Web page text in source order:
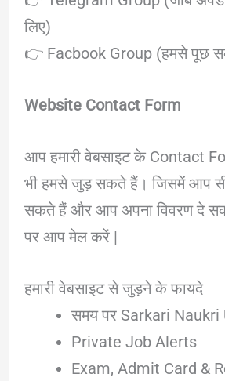
लिए)
👉 Facbook Group (हमसे पूछ
Website Contact Form
आप हमारी वेबसाइट के Contact
भी हमसे जुड़ सकते हैं। जिसमें आप
सकते हैं और आप अपना विवरण दे
पर आप मेल करें |
हमारी वेबसाइट से जुड़ने के फायदे
समय पर Sarkari Naukri
Private Job Alerts
Exam, Admit Card &